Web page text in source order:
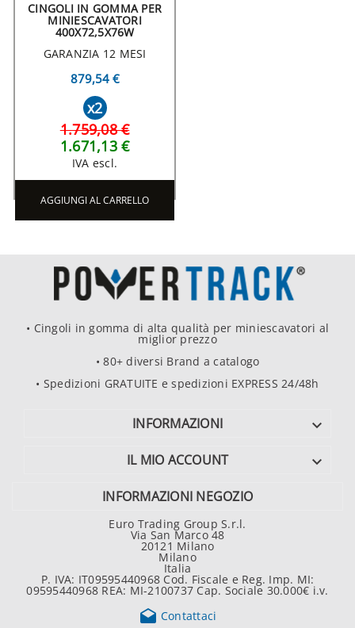
CINGOLI IN GOMMA PER
MINIESCAVATORI
400X72,5X76W
GARANZIA 12 MESI
879,54 €
x2
1.759,08 €
1.671,13 €
IVA escl.
AGGIUNGI AL CARRELLO
• Cingoli in gomma di alta qualità per miniescavatori al
miglior prezzo
• 80+ diversi Brand a catalogo
• Spedizioni GRATUITE e spedizioni EXPRESS 24/48h
INFORMAZIONI 
IL MIO ACCOUNT 
INFORMAZIONI NEGOZIO
Euro Trading Group S.r.l.
Via San Marco 48
20121 Milano
Milano
Italia
P. IVA: IT09595440968 Cod. Fiscale e Reg. Imp. MI:
09595440968 REA: MI-2100737 Cap. Sociale 30.000€ i.v.
 Contattaci